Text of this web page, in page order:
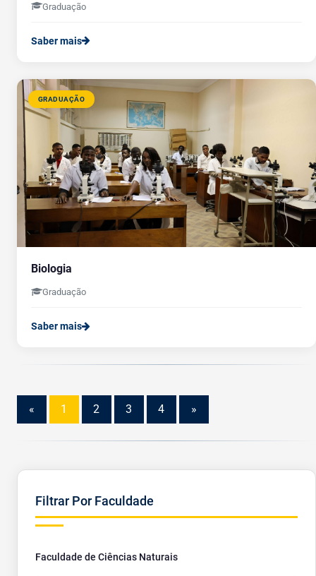
Graduação
Saber mais
GRADUAÇÃO
Biologia
Graduação
Saber mais
« 1 2 3 4 »
Filtrar Por Faculdade
Faculdade de Ciências Naturais